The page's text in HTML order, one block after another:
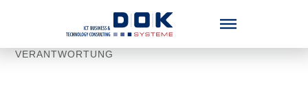
VERANTWORTUNG